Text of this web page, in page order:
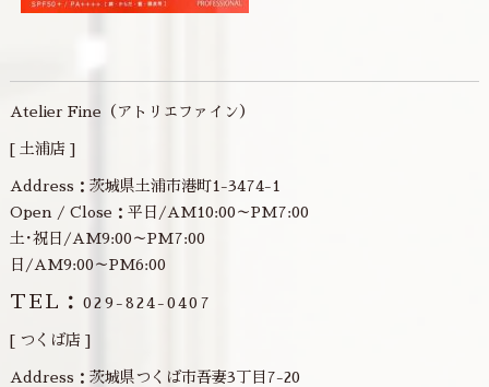
Atelier Fine（アトリエファイン）
[ 土浦店 ]
Address：茨城県土浦市港町1-3474-1
Open / Close：平日/AM10:00～PM7:00
土･祝日/AM9:00～PM7:00
日/AM9:00～PM6:00
TEL：029-824-0407
[ つくば店 ]
Address：茨城県つくば市吾妻3丁目7-20